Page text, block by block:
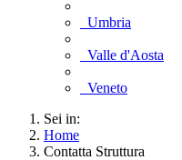
Umbria
Valle d'Aosta
Veneto
Sei in:
Home
Contatta Struttura